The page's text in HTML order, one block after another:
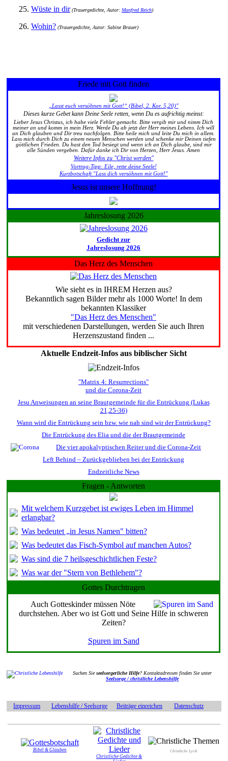
25. Wüste in dir(Trauergedichte, Autor: Manfred Reich)
26. Wohin? (Trauergedichte, Autor: Sabine Brauer)
Friede mit Gott finden
„Lasst euch versöhnen mit Gott!“ (Bibel, 2. Kor. 5,20)"
Dieses kurze Gebet kann Deine Seele retten, wenn Du es aufrichtig meinst:
Lieber Jesus Christus, ich habe viele Fehler gemacht. Bitte vergib mir und nimm Dich
meiner an und komm in mein Herz. Werde Du ab jetzt der Herr meines Lebens. Ich will
an Dich glauben und Dir treu nachfolgen. Bitte heile mich und leite Du mich in allem.
Lass mich durch Dich zu einem neuen Menschen werden und schenke mir Deinen tiefen
göttlichen Frieden. Du hast den Tod besiegt und wenn ich an Dich glaube, sind mir
alle Sünden vergeben. Dafür danke ich Dir von Herzen, Herr Jesus. Amen
Weitere Infos zu "Christ werden"
Vortrag-Tipp: Eile, rette deine Seele!
Kurzbotschaft "Lass dich versöhnen mit Gott!"
Jesus ist unsere Hoffnung!
Jahreslosung 2026
Gedicht zur
Jahreslosung 2026
Das Herz des Menschen
Wie sieht es in IHREM Herzen aus?
Bekanntlich sagen Bilder mehr als 1000 Worte! In dem
bekannten Klassiker
"Das Herz des Menschen"
mit verschiedenen Darstellungen, werden Sie auch Ihren
Herzenszustand finden ...
Aktuelle Endzeit-Infos aus biblischer Sicht
"Matrix 4: Resurrections"
und die Corona-Zeit
Jesu Anweisungen an seine Brautgemeinde für die Entrückung (Lukas
21,25-36)
Wann wird die Entrückung sein bzw. wie nah sind wir der Entrückung?
Die Entrückung des Elia und die der Brautgemeinde
Die vier apokalyptischen Reiter und die Corona-Zeit
Left Behind – Zurückgeblieben bei der Entrückung
Endzeitliche News
Fragen - Antworten
Mit welchem Kurzgebet ist ewiges Leben im Himmel
erlangbar?
Was bedeutet „in Jesus Namen" bitten?
Was bedeutet das Fisch-Symbol auf manchen Autos?
Was sind die 7 heilsgeschichtlichen Feste?
Was war der "Stern von Bethlehem"?
Gottes Durchtragen
Auch Gotteskinder müssen Nöte
durchstehen. Aber wo ist Gott und Seine Hilfe in schweren
Zeiten?
Spuren im Sand
Suchen Sieseelsorgerliche Hilfe? Kontaktadressen finden Sie unter
Seelsorge / christliche Lebenshilfe
Impressum Lebenshilfe / Seelsorge Beiträge einreichen Datenschutz
Bibel & Glauben
Christliche Gedichte &
Christliche Lyrik